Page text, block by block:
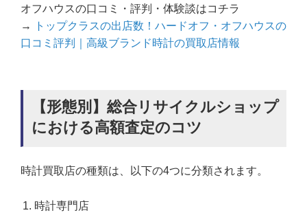
オフハウスの口コミ・評判・体験談はコチラ
→
トップクラスの出店数！ハードオフ・オフハウスの
口コミ評判｜高級ブランド時計の買取店情報
【形態別】総合リサイクルショップ
における高額査定のコツ
時計買取店の種類は、以下の4つに分類されます。
時計専門店